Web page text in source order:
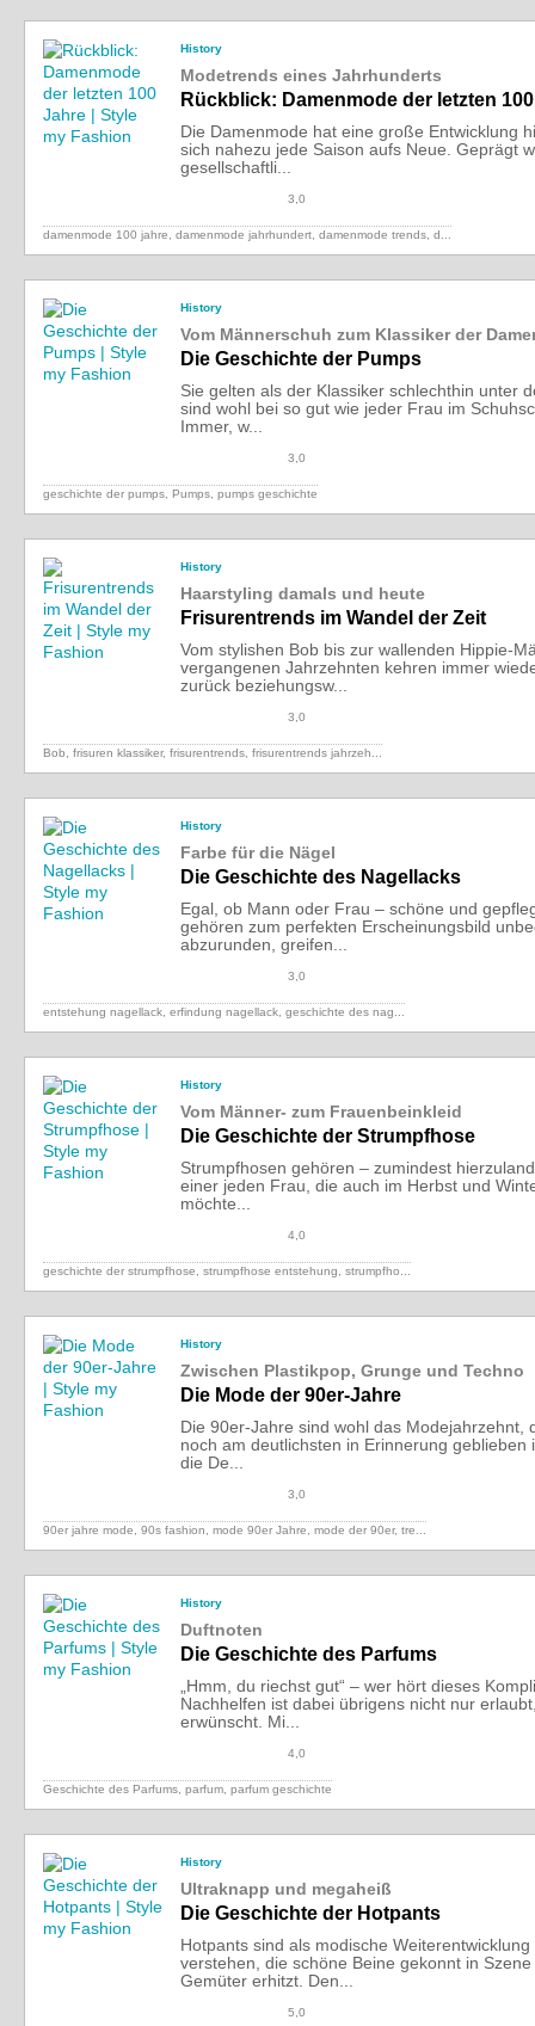
History
Modetrends eines Jahrhunderts
Rückblick: Damenmode der letzten
Die Damenmode hat eine große Entwicklung
sich nahezu jede Saison aufs Neue. Geprägt
gesellschaftli...
3,0
damenmode 100 jahre, damenmode jahrhundert, damenmode trends, d...
History
Vom Männerschuh zum Klassiker der
Die Geschichte der Pumps
Sie gelten als der Klassiker schlechthin unter
sind wohl bei so gut wie jeder Frau im
Immer, w...
3,0
geschichte der pumps, Pumps, pumps geschichte
History
Haarstyling damals und heute
Frisurentrends im Wandel der Zeit
Vom stylishen Bob bis zur wallenden Hippie-
vergangenen Jahrzehnten kehren immer
zurück beziehungsw...
3,0
Bob, frisuren klassiker, frisurentrends, frisurentrends jahrzeh...
History
Farbe für die Nägel
Die Geschichte des Nagellacks
Egal, ob Mann oder Frau – schöne und
gehören zum perfekten Erscheinungsbild
abzurunden, greifen...
3,0
entstehung nagellack, erfindung nagellack, geschichte des nag...
History
Vom Männer- zum Frauenbeinkleid
Die Geschichte der Strumpfhose
Strumpfhosen gehören – zumindest
einer jeden Frau, die auch im Herbst und
möchte...
4,0
geschichte der strumpfhose, strumpfhose entstehung, strumpfho...
History
Zwischen Plastikpop, Grunge und Techno
Die Mode der 90er-Jahre
Die 90er-Jahre sind wohl das Modejahrzehnt,
noch am deutlichsten in Erinnerung geblieben
die De...
3,0
90er jahre mode, 90s fashion, mode 90er Jahre, mode der 90er, tre...
History
Duftnoten
Die Geschichte des Parfums
„Hmm, du riechst gut“ – wer hört dieses
Nachhelfen ist dabei übrigens nicht nur
erwünscht. Mi...
4,0
Geschichte des Parfums, parfum, parfum geschichte
History
Ultraknapp und megaheiß
Die Geschichte der Hotpants
Hotpants sind als modische
verstehen, die schöne Beine gekonnt in
Gemüter erhitzt. Den...
5,0